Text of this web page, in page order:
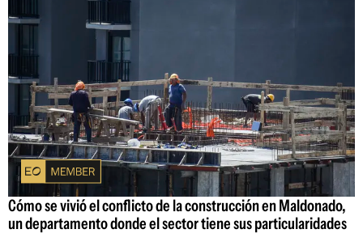
Cómo se vivió el conflicto de la construcción en Maldonado,
un departamento donde el sector tiene sus particularidades